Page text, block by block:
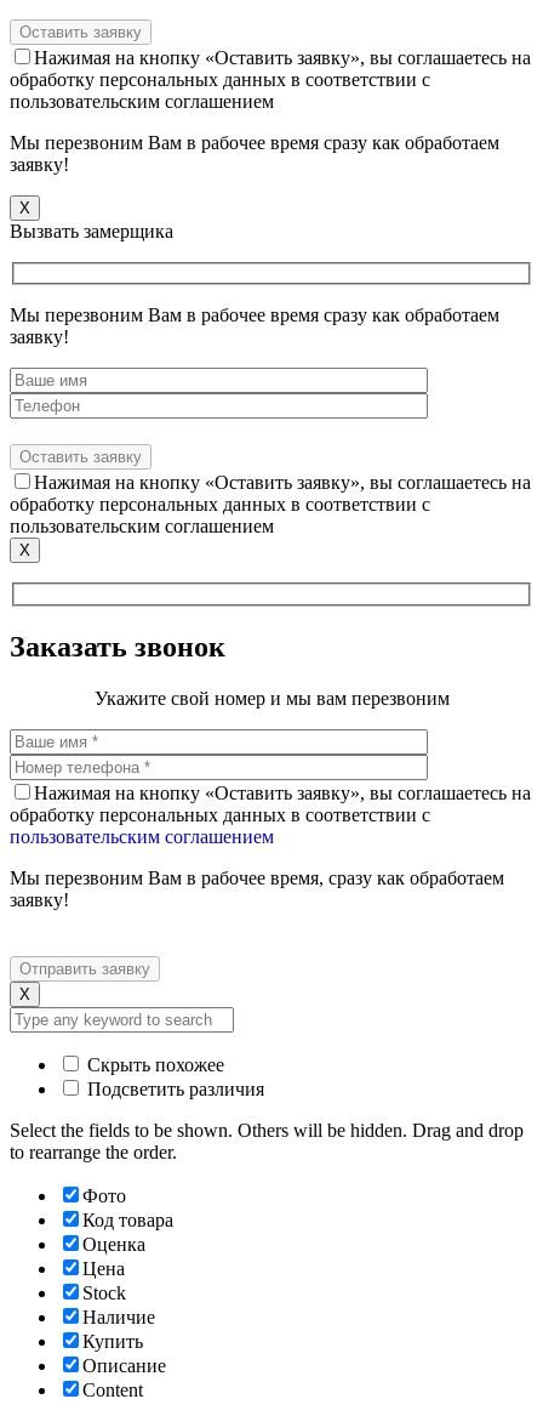
Нажимая на кнопку «Оставить заявку», вы соглашаетесь на
обработку персональных данных в соответствии с
пользовательским соглашением
Мы перезвоним Вам в рабочее время сразу как обработаем
заявку!
X
Вызвать замерщика
Мы перезвоним Вам в рабочее время сразу как обработаем
заявку!
Нажимая на кнопку «Оставить заявку», вы соглашаетесь на
обработку персональных данных в соответствии с
пользовательским соглашением
X
Заказать звонок
Укажите свой номер и мы вам перезвоним
Нажимая на кнопку «Оставить заявку», вы соглашаетесь на
обработку персональных данных в соответствии с
пользовательским соглашением
Мы перезвоним Вам в рабочее время, сразу как обработаем
заявку!
X
Скрыть похожее
Подсветить различия
Select the fields to be shown. Others will be hidden. Drag and drop
to rearrange the order.
Фото
Код товара
Оценка
Цена
Stock
Наличие
Купить
Описание
Content